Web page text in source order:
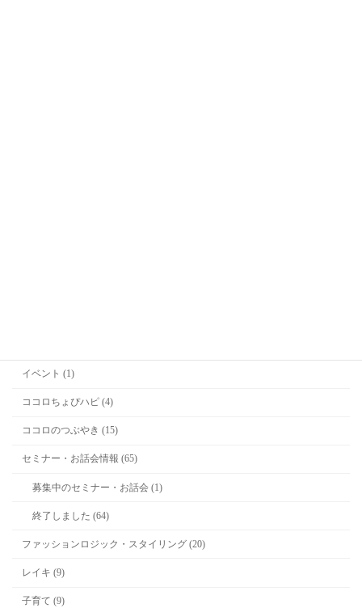
イベント (1)
ココロちょぴハピ (4)
ココロのつぶやき (15)
セミナー・お話会情報 (65)
募集中のセミナー・お話会 (1)
終了しました (64)
ファッションロジック・スタイリング (20)
レイキ (9)
子育て (9)